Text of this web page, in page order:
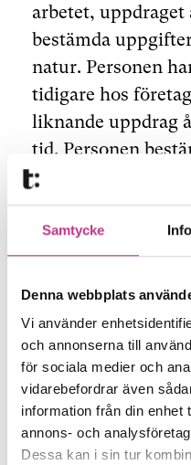
Samtycke
Denna webbplats
Vi använder
och annonserna till
för sociala medier och
vidarebefordrar även
information från din enhet
annons- och
Dessa kan i sin tur
arbetet,
bestämda
natur. Personen
tidigare hos
liknande uppdrag
tid. Personen
och hur arbetet
egen utrustning.
– Det handlar om
bedömning av
omständigheter
vågskål som
formuleringar har
avgörande
Enhörning.